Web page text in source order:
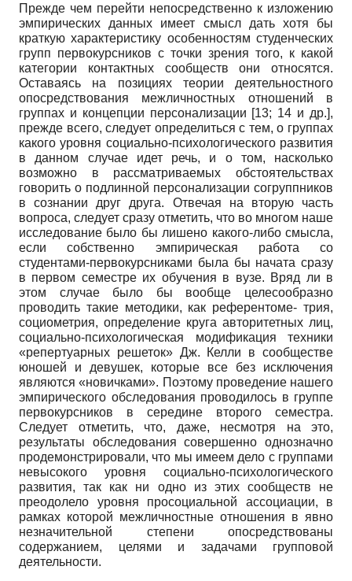
Прежде чем перейти непосредственно к изложению
эмпирических данных имеет смысл дать хотя бы
краткую характеристику особенностям студенческих
групп первокурсников с точки зрения того, к какой
категории контактных сообществ они относятся.
Оставаясь на позициях теории деятельностного
опосредствования межличностных отношений в
группах и концепции персонали­зации [13; 14 и др.],
прежде всего, следует определиться с тем, о группах
какого уровня социально-психологического развития
в данном случае идет речь, и о том, насколько
возможно в рассматриваемых обстоятельствах
говорить о подлинной персонализации согруппников
в сознании друг друга. Отвечая на вторую часть
вопроса, следует сразу отметить, что во многом наше
исследование было бы лишено какого-либо смысла,
если собственно эмпирическая работа со
студентами-первокурсниками была бы начата сразу
в первом семестре их обучения в вузе. Вряд ли в
этом случае было бы вообще целесообразно
проводить такие методики, как референтоме- трия,
социометрия, определение круга авторитетных лиц,
социально-психологическая модификация техники
«репертуарных решеток» Дж. Келли в сообществе
юношей и девушек, которые все без исключения
являются «новичками». Поэтому проведение нашего
эмпирического обследования проводилось в группе
первокурсников в середине второго семестра.
Следует отметить, что, даже, несмотря на это,
результаты обследования совершенно однозначно
продемонстрировали, что мы имеем дело с группами
невысокого уровня социально-психологического
развития, так как ни одно из этих сообществ не
преодолело уровня просоциальной ассоциации, в
рамках которой межличностные отношения в явно
незначительной степени опосредствованы
содержанием, целями и задачами групповой
деятельности.